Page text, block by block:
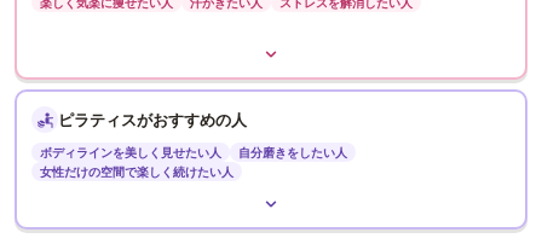
楽しく気楽に痩せたい人 汗かきたい人 ストレスを解消したい人
ピラティスがおすすめの人
ボディラインを美しく見せたい人
自分磨きをしたい人
女性だけの空間で楽しく続けたい人